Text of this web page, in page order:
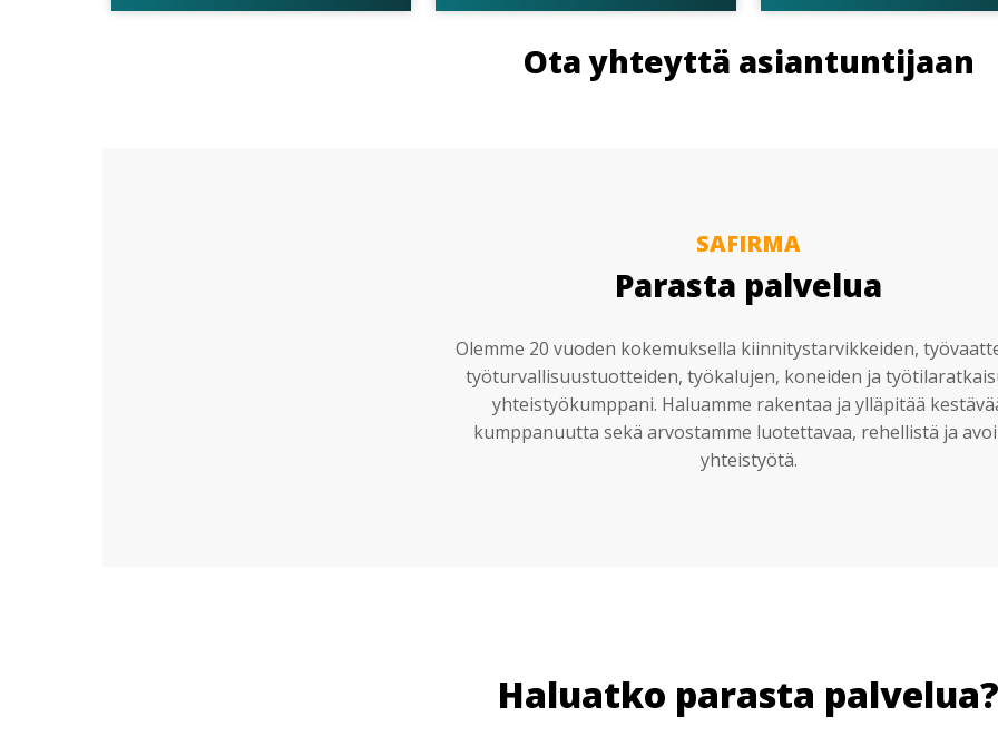
Ota yhteyttä asiantuntijaan
SAFIRMA
Parasta palvelua
Olemme 20 vuoden kokemuksella kiinnitystarvikkeiden,
työturvallisuustuotteiden, työkalujen, koneiden ja
yhteistyökumppani. Haluamme rakentaa ja ylläpitää
kumppanuutta sekä arvostamme luotettavaa, rehellistä ja
yhteistyötä.
Haluatko parasta palvelua?